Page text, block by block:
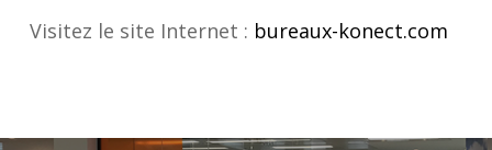
Visitez le site Internet : bureaux-konect.com